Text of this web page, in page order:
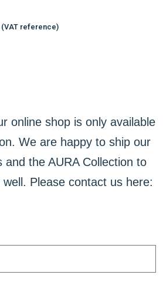
(VAT reference)
online shop is only available
We are happy to ship our
and the AURA Collection to
Please contact us here: